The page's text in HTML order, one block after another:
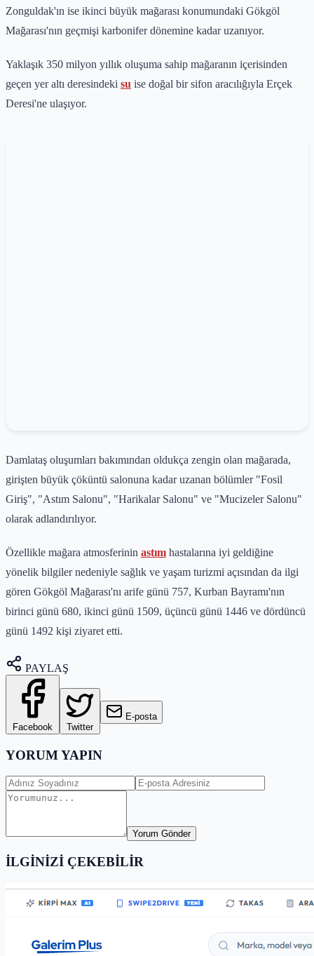
Zonguldak'ın ise ikinci büyük mağarası konumundaki Gökgöl
Mağarası'nın geçmişi karbonifer dönemine kadar uzanıyor.
Yaklaşık 350 milyon yıllık oluşuma sahip mağaranın içerisinden
geçen yer altı deresindeki su ise doğal bir sifon aracılığıyla Erçek
Deresi'ne ulaşıyor.
Damlataş oluşumları bakımından oldukça zengin olan mağarada,
girişten büyük çöküntü salonuna kadar uzanan bölümler "Fosil
Giriş", "Astım Salonu", "Harikalar Salonu" ve "Mucizeler Salonu"
olarak adlandırılıyor.
Özellikle mağara atmosferinin astım hastalarına iyi geldiğine
yönelik bilgiler nedeniyle sağlık ve yaşam turizmi açısından da ilgi
gören Gökgöl Mağarası'nı arife günü 757, Kurban Bayramı'nın
birinci günü 680, ikinci günü 1509, üçüncü günü 1446 ve dördüncü
günü 1492 kişi ziyaret etti.
PAYLAŞ
Facebook Twitter
E-posta
YORUM YAPIN
Yorum Gönder
İLGİNİZİ ÇEKEBİLİR